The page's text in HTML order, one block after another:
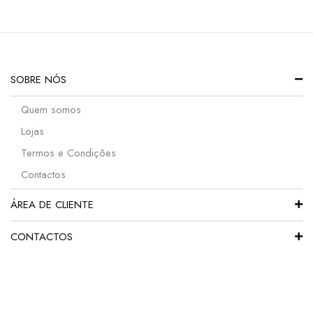
SOBRE NÓS
Quem somos
Lojas
Termos e Condições
Contactos
ÁREA DE CLIENTE
CONTACTOS